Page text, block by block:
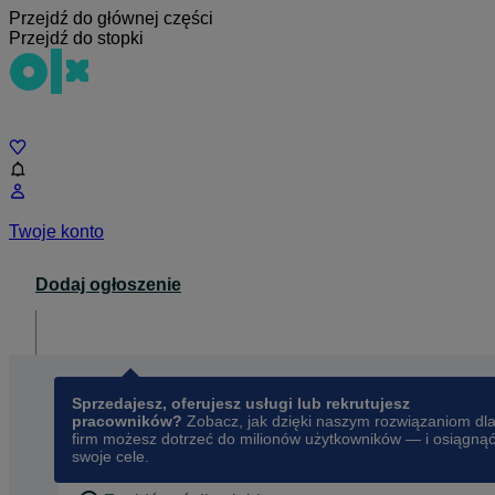
Przejdź do głównej części
Przejdź do stopki
Twoje konto
Dodaj ogłoszenie
Sprzedajesz, oferujesz usługi lub rekrutujesz
pracowników? Zobacz, jak dzięki naszym rozwiązaniom dla
firm możesz dotrzeć do milionów użytkowników — i osiągnąć
swoje cele.